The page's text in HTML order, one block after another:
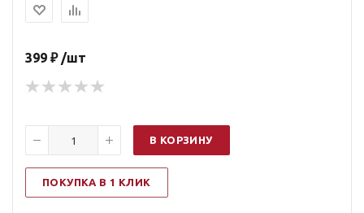
399 ₽ /шт
В КОРЗИНУ
ПОКУПКА В 1 КЛИК